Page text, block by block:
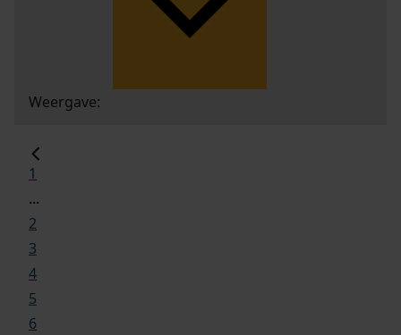
Weergave:
1
...
2
3
4
5
6